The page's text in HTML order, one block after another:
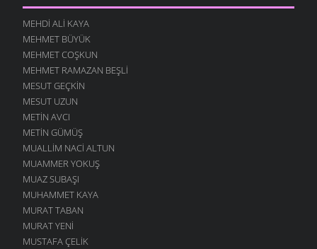
MEHDI ALI KAYA
MEHMET BÜYÜK
MEHMET COŞKUN
MEHMET RAMAZAN BEŞLI
MESUT GEÇKIN
MESUT UZUN
METIN AVCI
METIN GÜMÜŞ
MUALLIM NACI ALTUN
MUAMMER YOKUŞ
MUAZ SUBAŞI
MUHAMMET KAYA
MURAT TABAN
MURAT YENI
MUSTAFA ÇELIK